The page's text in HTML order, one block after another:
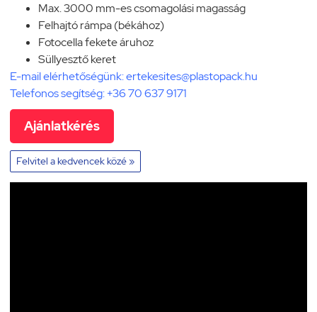
Max. 3000 mm-es csomagolási magasság
Felhajtó rámpa (békához)
Fotocella fekete áruhoz
Süllyesztő keret
E-mail elérhetőségünk:ertekesites@plastopack.hu
Telefonos segítség:+36 70 637 9171
Ajánlatkérés
Felvitel a kedvencek közé »